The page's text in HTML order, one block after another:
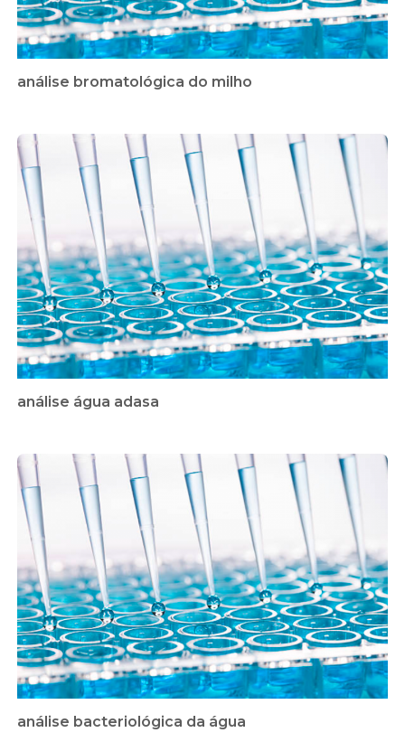
análise bromatológica do milho
análise água adasa
análise bacteriológica da água